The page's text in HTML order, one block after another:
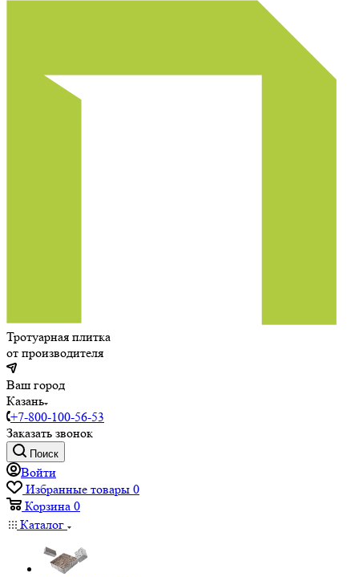
Тротуарная плитка
от производителя
Ваш город
Казань
+7-800-100-56-53
Заказать звонок
Поиск
Войти
Избранные товары 0
Корзина 0
Каталог